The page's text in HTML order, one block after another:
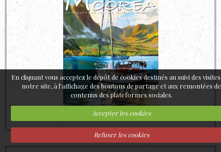
En cliquant vous acceptez le dépôt de cookies destinés au suivi des
notre site, à l'affichage des boutons de partage et aux remontées de
contenus des plateformes sociales.
Accepter les cookies
Refuser les cookies